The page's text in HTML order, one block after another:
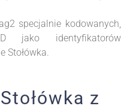
specjalnie kodowanych,
jako identyfikatorów
Stołówka.
z